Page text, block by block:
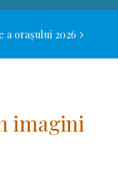
a orașului 2026
imagini